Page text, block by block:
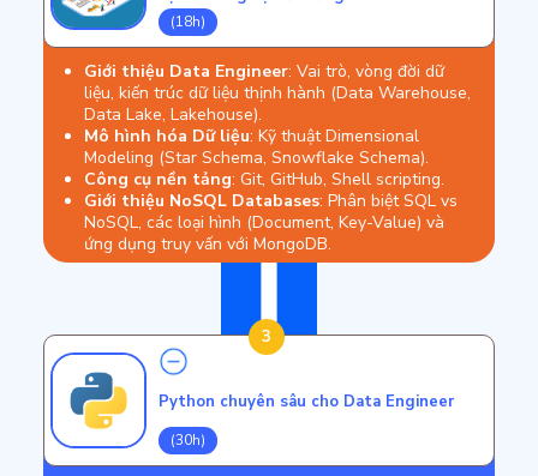
(18h)
Giới thiệu Data Engineer: Vai trò, vòng đời dữ
liệu, kiến trúc dữ liệu thịnh hành (Data Warehouse,
Data Lake, Lakehouse).
Mô hình hóa Dữ liệu: Kỹ thuật Dimensional
Modeling (Star Schema, Snowflake Schema).
Công cụ nền tảng: Git, GitHub, Shell scripting.
Giới thiệu NoSQL Databases: Phân biệt SQL vs
NoSQL, các loại hình (Document, Key-Value) và
ứng dụng truy vấn với MongoDB.
3
Python chuyên sâu cho Data Engineer
(30h)